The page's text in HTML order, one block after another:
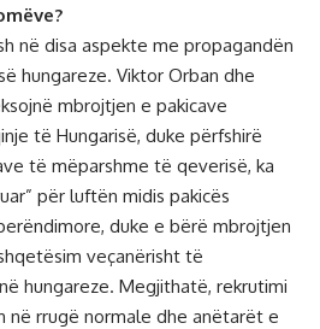
në disa aspekte me propagandën
hungareze. Viktor Orban dhe
mbrojtjen e pakicave
të Hungarisë, duke përfshirë
të mëparshme të qeverisë, ka
për luftën midis pakicës
duke e bërë mbrojtjen
veçanërisht të
hungareze. Megjithatë, rekrutimi
në rrugë normale dhe anëtarët e